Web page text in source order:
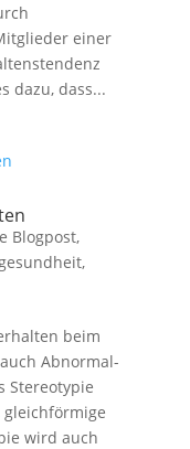
einer
dazu, dass...
Blogpost,
,
beim
Abnormal-
Stereotypie
wird auch